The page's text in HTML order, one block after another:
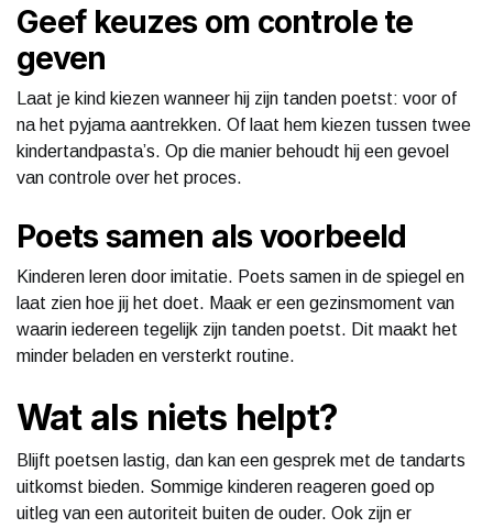
Geef keuzes om controle te
geven
Laat je kind kiezen wanneer hij zijn tanden poetst: voor of
na het pyjama aantrekken. Of laat hem kiezen tussen twee
kindertandpasta’s. Op die manier behoudt hij een gevoel
van controle over het proces.
Poets samen als voorbeeld
Kinderen leren door imitatie. Poets samen in de spiegel en
laat zien hoe jij het doet. Maak er een gezinsmoment van
waarin iedereen tegelijk zijn tanden poetst. Dit maakt het
minder beladen en versterkt routine.
Wat als niets helpt?
Blijft poetsen lastig, dan kan een gesprek met de tandarts
uitkomst bieden. Sommige kinderen reageren goed op
uitleg van een autoriteit buiten de ouder. Ook zijn er